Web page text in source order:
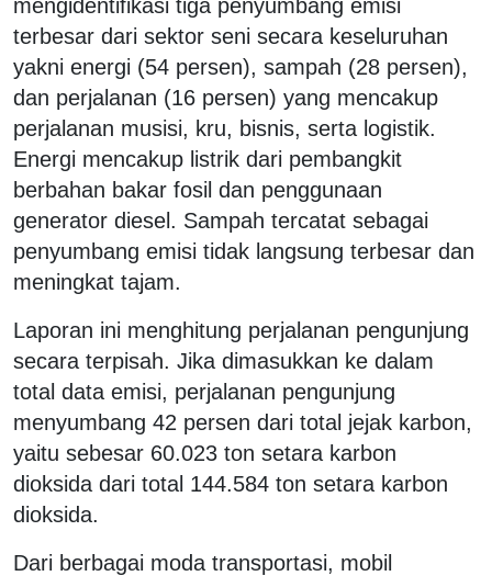
mengidentifikasi tiga penyumbang emisi
terbesar dari sektor seni secara keseluruhan
yakni energi (54 persen), sampah (28 persen),
dan perjalanan (16 persen) yang mencakup
perjalanan musisi, kru, bisnis, serta logistik.
Energi mencakup listrik dari pembangkit
berbahan bakar fosil dan penggunaan
generator diesel. Sampah tercatat sebagai
penyumbang emisi tidak langsung terbesar dan
meningkat tajam.
Laporan ini menghitung perjalanan pengunjung
secara terpisah. Jika dimasukkan ke dalam
total data emisi, perjalanan pengunjung
menyumbang 42 persen dari total jejak karbon,
yaitu sebesar 60.023 ton setara karbon
dioksida dari total 144.584 ton setara karbon
dioksida.
Dari berbagai moda transportasi, mobil